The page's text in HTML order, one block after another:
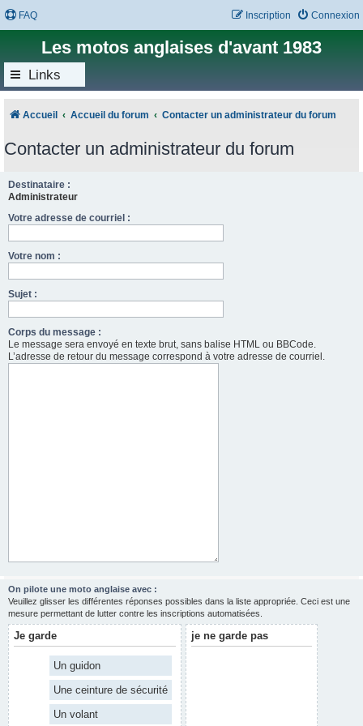
FAQ Connexion
Inscription
Les motos anglaises d'avant 1983
Links
Accueil Accueil du forum Contacter un administrateur du forum
Contacter un administrateur du forum
Destinataire :
Administrateur
Votre adresse de courriel :
Votre nom :
Sujet :
Corps du message :
Le message sera envoyé en texte brut, sans balise HTML ou BBCode.
L’adresse de retour du message correspond à votre adresse de courriel.
On pilote une moto anglaise avec :
Veuillez glisser les différentes réponses possibles dans la liste appropriée. Ceci est une
mesure permettant de lutter contre les inscriptions automatisées.
Je garde
Un guidon
Une ceinture de sécurité
Un volant
je ne garde pas